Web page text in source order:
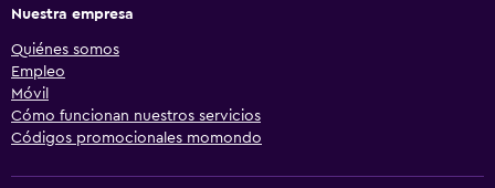
Nuestra empresa
Quiénes somos
Empleo
Móvil
Cómo funcionan nuestros servicios
Códigos promocionales momondo